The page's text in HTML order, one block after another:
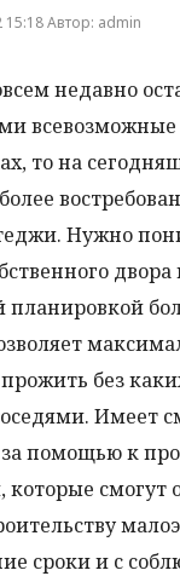
15:18 Автор: admin
недавно
всевозможные
то на
Нужно
двора
планировкой
без
Имеет
за помощью к
смогут
сроки и с